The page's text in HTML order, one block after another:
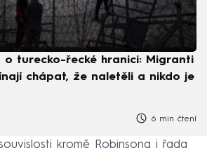
o turecko-řecké hranici: Migranti
chápat, že naletěli a nikdo je
6 min čtení
kromě Robinsona i řada